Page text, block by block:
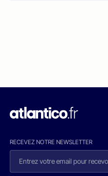
RECEVEZ NOTRE NEWSLETTER